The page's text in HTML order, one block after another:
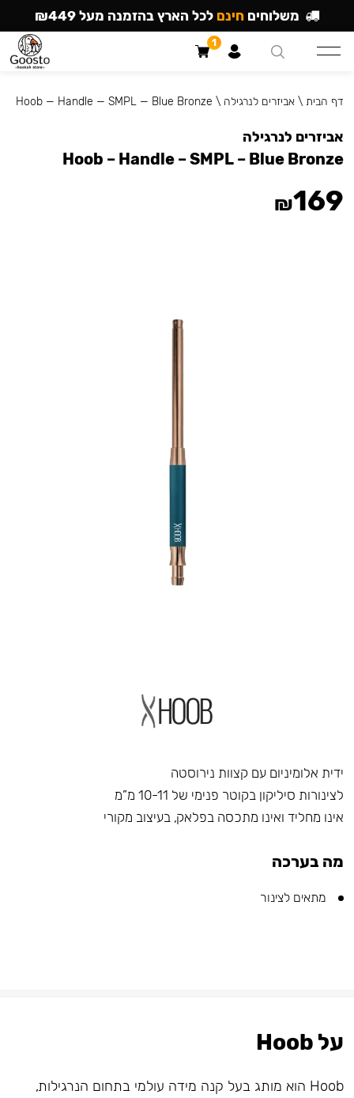
ידית אלומיניום עם קצוות נירוסטה
לצינורות סיליקון בקוטר פנימי של 10-11 מ”מ
אינו מחליד ואינו מתכסה בפלאק, בעיצוב מקורי
מה בערכה
מתאים לצינור
דף הבית \אביזרים לנרגילה \
Hoob — Handle — SMPL — Blue Bronze
אביזרים לנרגילה
Hoob – Handle – SMPL – Blue Bronze
₪169
על Hoob
Hoob הוא מותג בעל קנה מידה עולמי בתחום הנרגילות,
משלוחים חינם לכל הארץ בהזמנה מעל ₪449
1